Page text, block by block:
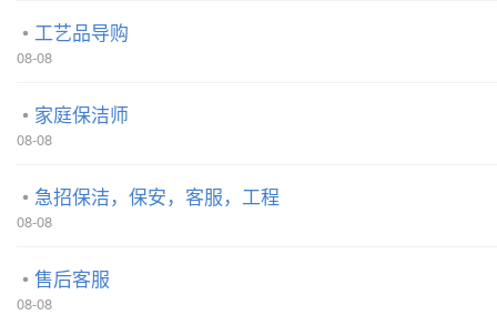
工艺品导购
08-08
家庭保洁师
08-08
急招保洁，保安，客服，工程
08-08
售后客服
08-08